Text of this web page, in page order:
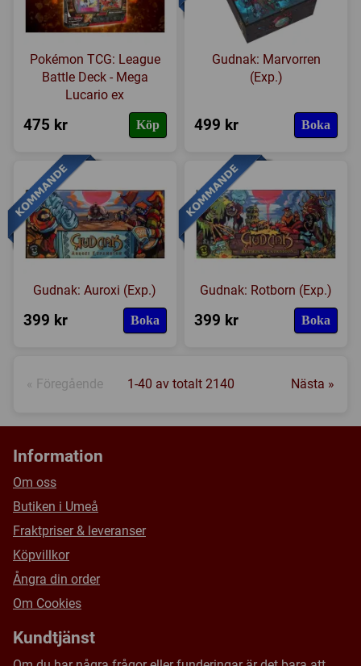
Pokémon TCG: League
Battle Deck - Mega
Lucario ex
475 kr Köp
Gudnak: Marvorren
(Exp.)
499 kr Boka
Gudnak: Auroxi (Exp.)
399 kr Boka
Gudnak: Rotborn (Exp.)
399 kr Boka
« Föregående 1-40 av totalt 2140 Nästa »
Information
Om oss
Butiken i Umeå
Fraktpriser & leveranser
Köpvillkor
Ångra din order
Om Cookies
Kundtjänst